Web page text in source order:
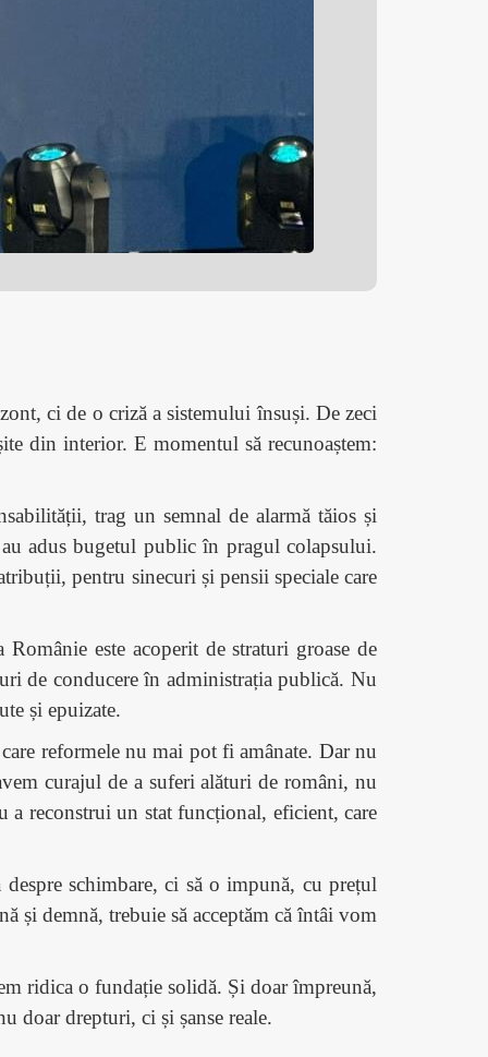
ci de o criză a sistemului însuși. De zeci
din interior. E momentul să recunoaștem:
trag un semnal de alarmă tăios și
adus bugetul public în pragul colapsului.
pentru sinecuri și pensii speciale care
este acoperit de straturi groase de
de conducere în administrația publică. Nu
și epuizate.
reformele nu mai pot fi amânate. Dar nu
curajul de a suferi alături de români, nu
a reconstrui un stat funcțional, eficient, care
schimbare, ci să o impună, cu prețul
și demnă, trebuie să acceptăm că întâi vom
ridica o fundație solidă. Și doar împreună,
doar drepturi, ci și șanse reale.